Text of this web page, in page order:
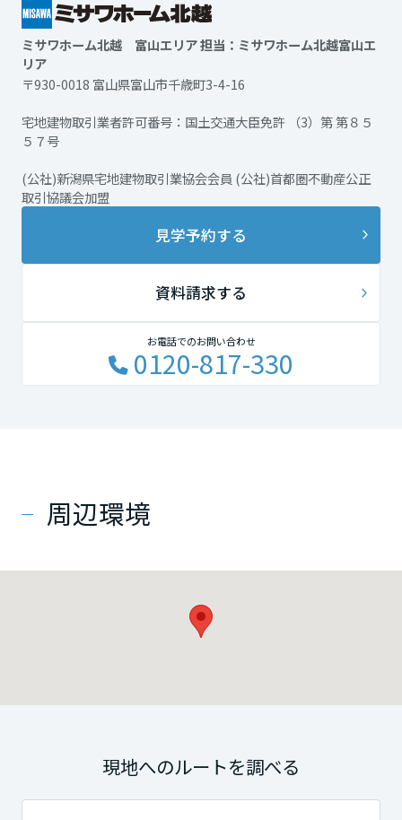
ミサワホーム北越 富山エリア 担当：ミサワホーム北越富山エ
リア
〒930-0018 富山県富山市千歳町3-4-16
宅地建物取引業者許可番号：国土交通大臣免許 （3）第 第８５
５７号
(公社)新潟県宅地建物取引業協会会員 (公社)首都圏不動産公正
取引協議会加盟
見学予約する
資料請求する
お電話でのお問い合わせ
0120-817-330
周辺環境
現地へのルートを調べる